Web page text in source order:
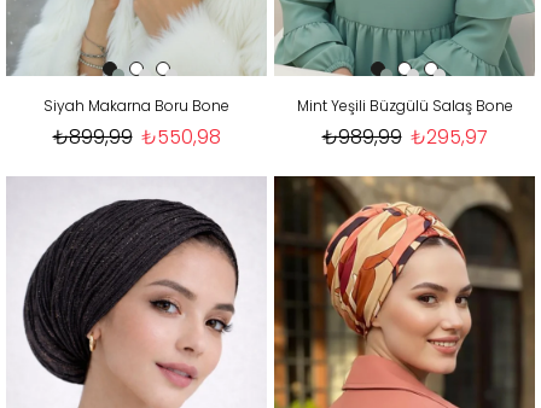
Siyah Makarna Boru Bone
₺550,98
₺899,99
Mint Yeşili Büzgülü Salaş Bone
₺295,97
₺989,99